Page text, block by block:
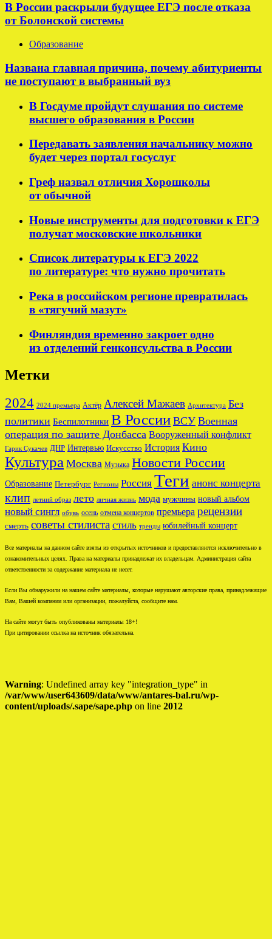
В России раскрыли будущее ЕГЭ после отказа
от Болонской системы
Образование
Названа главная причина, почему абитуриенты
не поступают в выбранный вуз
В Госдуме пройдут слушания по системе
высшего образования в России
Передавать заявления начальнику можно
будет через портал госуслуг
Греф назвал отличия Хорошколы
от обычной
Новые инструменты для подготовки к ЕГЭ
получат московские школьники
Список литературы к ЕГЭ 2022
по литературе: что нужно прочитать
Река в российском регионе превратилась
в «тягучий мазут»
Финляндия временно закроет одно
из отделений генконсульства в России
Метки
2024 2024 премьера Актёр Алексей Мажаев Архитектура Без
политики Беспилотники В России ВСУ Военная
операция по защите Донбасса Вооруженный конфликт
Гарик Сукачев ДНР Интервью Искусство История Кино
Культура Москва Музыка Новости России
Образование Петербург Регионы Россия Теги анонс концерта
клип летний образ лето личная жизнь мода мужчины новый альбом
новый сингл обувь осень отмена концертов премьера рецензии
смерть советы стилиста стиль тренды юбилейный концерт
Все материалы на данном сайте взяты из открытых источников и предоставляются исключительно в
ознакомительных целях. Права на материалы принадлежат их владельцам. Администрация сайта
ответственности за содержание материала не несет.
Если Вы обнаружили на нашем сайте материалы, которые нарушают авторские права, принадлежащие
Вам, Вашей компании или организации, пожалуйста, сообщите нам.
На сайте могут быть опубликованы материалы 18+!
При цитировании ссылка на источник обязательна.
Warning: Undefined array key "integration_type" in
/var/www/user643609/data/www/antares-bal.ru/wp-
content/uploads/.sape/sape.php on line 2012